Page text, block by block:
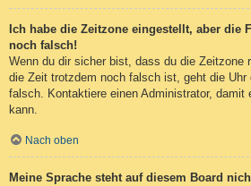
Ich habe die Zeitzone eingestellt, aber die
noch falsch!
Wenn du dir sicher bist, dass du die Zeitzone
die Zeit trotzdem noch falsch ist, geht die
falsch. Kontaktiere einen Administrator, damit
kann.
Nach oben
Meine Sprache steht auf diesem Board